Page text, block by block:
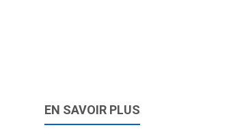
EN SAVOIR PLUS